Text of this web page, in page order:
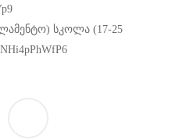
სკოლა (17-25